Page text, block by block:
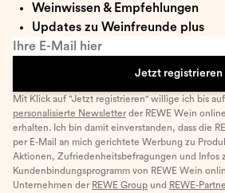
Weinwissen & Empfehlungen
Updates zu Weinfreunde plus
Ihre E-Mail hier
Jetzt registrieren
Mit Klick auf "Jetzt registrieren" willige ich bis
personalisierte Newsletter der REWE Wein
erhalten. Ich bin damit einverstanden, dass die
per E-Mail an mich gerichtete Werbung zu
Aktionen, Zufriedenheitsbefragungen und Infos
Kundenbindungsprogramm von REWE Wein
Unternehmen der REWE Group und REWE-